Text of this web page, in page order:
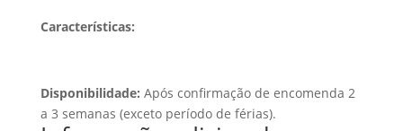
Características:
Disponibilidade: Após confirmação de encomenda 2
a 3 semanas (exceto período de férias).